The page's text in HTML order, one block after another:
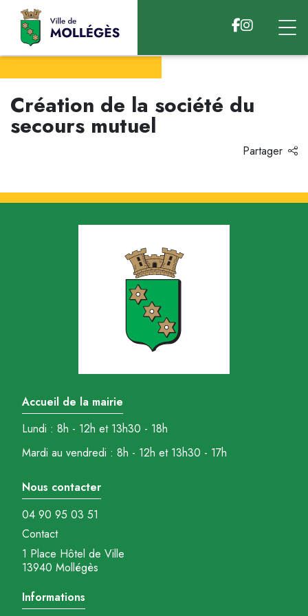
Accéder au contenu
Création de la société du
secours mutuel
Partager
Accueil de la mairie
Lundi : 8h - 12h et 13h30 - 18h
Mardi au vendredi : 8h - 12h et 13h30 - 17h
Nous contacter
04 90 95 03 51
Contact
1 Place Hôtel de Ville
13940 Mollégès
Informations